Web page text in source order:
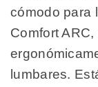
cómodo para
Comfort
lumbares.